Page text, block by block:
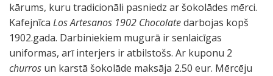
kārums, kuru tradicionāli pasniedz ar šokolādes mērci.
Kafejnīca Los Artesanos 1902 Chocolatedarbojas kopš
1902.gada. Darbiniekiem mugurā ir senlaicīgas
uniformas, arī interjers ir atbilstošs. Ar kuponu 2
churros un karstā šokolāde maksāja 2.50 eur. Mērcēju